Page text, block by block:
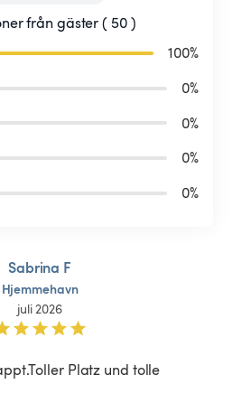
från gäster ( 50 )
100%
0%
0%
0%
0%
Sabrina F
Hjemmehavn
juli 2026
Platz und tolle